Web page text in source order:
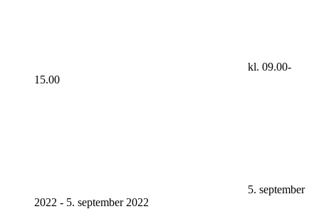
kl. 09.00-
15.00
5. september
2022 - 5. september 2022